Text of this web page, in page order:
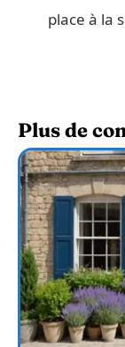
place à la
Plus de